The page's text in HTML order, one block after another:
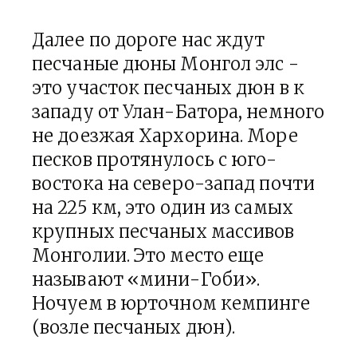
Далее по дороге нас ждут
песчаные дюны Монгол элс -
это участок песчаных дюн в к
западу от Улан-Батора, немного
не доезжая Хархорина. Море
песков протянулось с юго-
востока на северо-запад почти
на 225 км, это один из самых
крупных песчаных массивов
Монголии. Это место еще
называют «мини-Гоби».
Ночуем в юрточном кемпинге
(возле песчаных дюн).